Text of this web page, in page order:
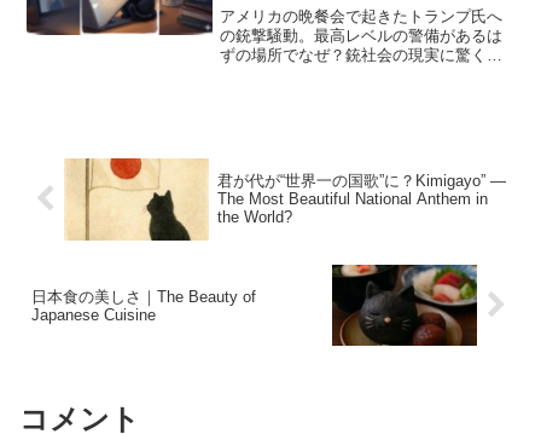
Gala… My Thoughts on the
News from America
アメリカの晩餐会で起きたトランプ氏へ
の銃撃騒動。最高レベルの警備があるは
ずの場所でなぜ？銃社会の現実に驚くと
share my thoughts on the unsettling
reality of a gun society and a world that
feels increasingly turbulent. This post
君が代が“世界一の国歌”に？Kimigayo” —
The Most Beautiful National Anthem in
the World?
日本食の美しさ｜The Beauty of
Japanese Cuisine
コメント